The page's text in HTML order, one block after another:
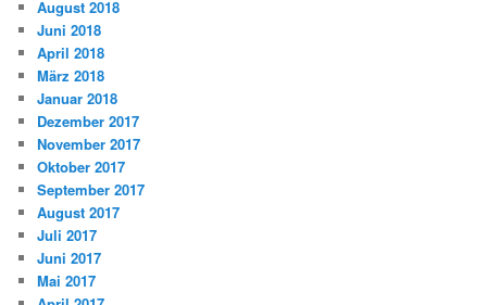
August 2018
Juni 2018
April 2018
März 2018
Januar 2018
Dezember 2017
November 2017
Oktober 2017
September 2017
August 2017
Juli 2017
Juni 2017
Mai 2017